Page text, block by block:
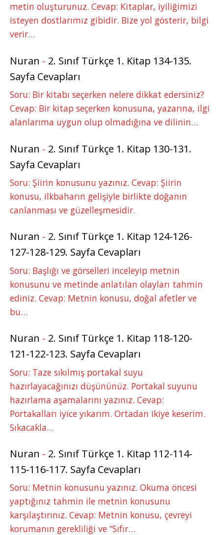
metin oluşturunuz. Cevap: Kitaplar, iyiliğimizi
isteyen dostlarımız gibidir. Bize yol gösterir, bilgi
verir…
Nuran - 2. Sınıf Türkçe 1. Kitap 134-135.
Sayfa Cevapları
Soru: Bir kitabı seçerken nelere dikkat edersiniz?
Cevap: Bir kitap seçerken konusuna, yazarına, ilgi
alanlarıma uygun olup olmadığına ve dilinin…
Nuran - 2. Sınıf Türkçe 1. Kitap 130-131.
Sayfa Cevapları
Soru: Şiirin konusunu yazınız. Cevap: Şiirin
konusu, ilkbaharın gelişiyle birlikte doğanın
canlanması ve güzelleşmesidir.
Nuran - 2. Sınıf Türkçe 1. Kitap 124-126-
127-128-129. Sayfa Cevapları
Soru: Başlığı ve görselleri inceleyip metnin
konusunu ve metinde anlatılan olayları tahmin
ediniz. Cevap: Metnin konusu, doğal afetler ve
bu…
Nuran - 2. Sınıf Türkçe 1. Kitap 118-120-
121-122-123. Sayfa Cevapları
Soru: Taze sıkılmış portakal suyu
hazırlayacağınızı düşününüz. Portakal suyunu
hazırlama aşamalarını yazınız. Cevap:
Portakalları iyice yıkarım. Ortadan ikiye keserim.
Sıkacakla…
Nuran - 2. Sınıf Türkçe 1. Kitap 112-114-
115-116-117. Sayfa Cevapları
Soru: Metnin konusunu yazınız. Okuma öncesi
yaptığınız tahmin ile metnin konusunu
karşılaştırınız. Cevap: Metnin konusu, çevreyi
korumanın gerekliliği ve “Sıfır…